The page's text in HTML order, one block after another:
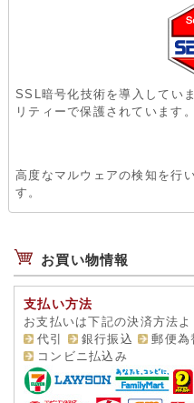
SSL暗号化技術を導入してい
リティーで保護されています。
高度なマルウェアの検知を行
す。
お買い物情報
支払い方法
お支払いは下記の決済方法よ
代引
銀行振込
郵便為
コンビニ払込み